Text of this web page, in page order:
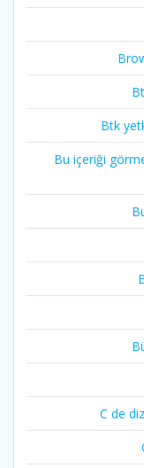
Btk
Bu içeriği
C de